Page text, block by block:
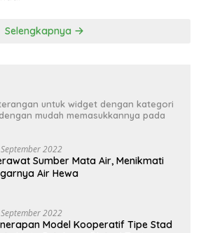
Selengkapnya
untuk widget dengan kategori
mudah memasukkannya pada
2022
Sumber Mata Air, Menikmati
Air Hewa
2022
Model Kooperatif Tipe Stad